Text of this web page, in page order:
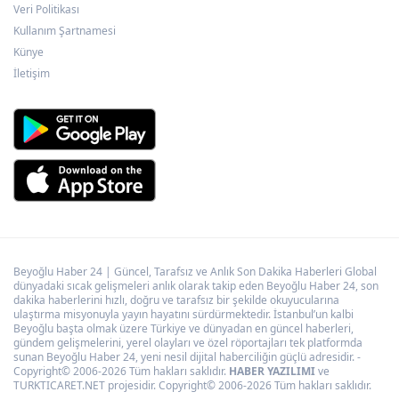
Veri Politikası
Kullanım Şartnamesi
Künye
İletişim
Beyoğlu Haber 24 | Güncel, Tarafsız ve Anlık Son Dakika Haberleri Global
dünyadaki sıcak gelişmeleri anlık olarak takip eden Beyoğlu Haber 24, son
dakika haberlerini hızlı, doğru ve tarafsız bir şekilde okuyucularına
ulaştırma misyonuyla yayın hayatını sürdürmektedir. İstanbul’un kalbi
Beyoğlu başta olmak üzere Türkiye ve dünyadan en güncel haberleri,
gündem gelişmelerini, yerel olayları ve özel röportajları tek platformda
sunan Beyoğlu Haber 24, yeni nesil dijital haberciliğin güçlü adresidir. -
Copyright© 2006-2026 Tüm hakları saklıdır. HABER YAZILIMIve
TURKTICARET.NET projesidir. Copyright© 2006-2026 Tüm hakları saklıdır.